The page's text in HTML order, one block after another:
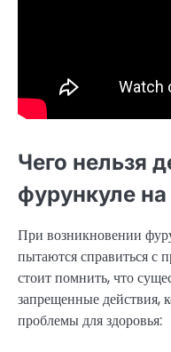
Чего нельзя
фурункуле
При возникновении
пытаются справиться с
стоит помнить, что
запрещенные действия,
проблемы для здоровья: